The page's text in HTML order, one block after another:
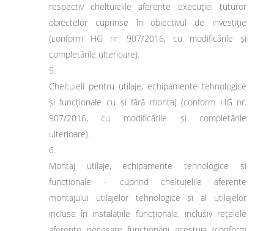
respectiv cheltuielile aferente execuţiei tuturor
obiectelor cuprinse în obiectivul de investiţie
(conform HG nr. 907/2016, cu modificările și
completările ulterioare).
Cheltuieli pentru utilaje, echipamente tehnologice
și funcționale cu și fără montaj (conform HG nr.
907/2016, cu modificările și completările
ulterioare).
Montaj utilaje, echipamente tehnologice și
funcționale – cuprind cheltuielile aferente
montajului utilajelor tehnologice și al utilajelor
incluse în instalațiile funcționale, inclusiv rețelele